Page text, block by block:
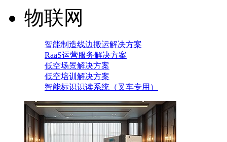
物联网
智能制造线边搬运解决方案
RaaS运营服务解决方案
低空场景解决方案
低空培训解决方案
智能标识识读系统（叉车专用）